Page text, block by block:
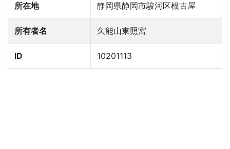
所在地 静岡県静岡市駿河区根古屋
所有者名 久能山東照宮
ID 10201113